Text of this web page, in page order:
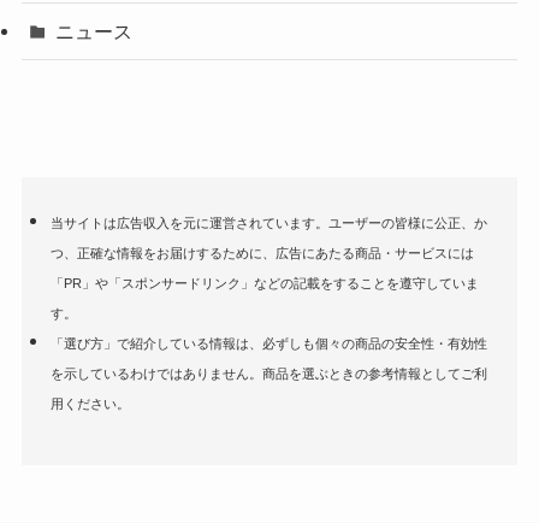
ニュース
当サイトは広告収入を元に運営されています。ユーザーの皆様に公正、か
つ、正確な情報をお届けするために、広告にあたる商品・サービスには
「PR」や「スポンサードリンク」などの記載をすることを遵守していま
す。
「選び方」で紹介している情報は、必ずしも個々の商品の安全性・有効性
を示しているわけではありません。商品を選ぶときの参考情報としてご利
用ください。